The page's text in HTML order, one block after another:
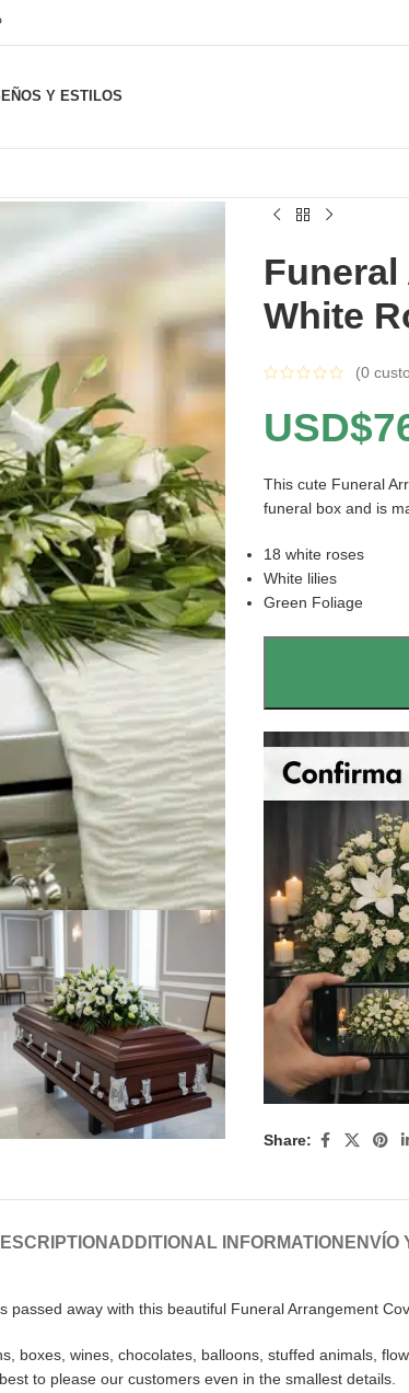
Y ESTILOS
White
(0
USD$
This cute Funeral
funeral box and is
18 white roses
White lilies
Green Foliage
Share:
ADDITIONAL INFORMATION ENVÍO
away with this beautiful Funeral Arrangement
boxes, wines, chocolates, balloons, stuffed animals,
to please our customers even in the smallest details.